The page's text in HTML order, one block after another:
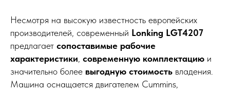
Несмотря на высокую известность европейских
производителей, современный Lonking LGT4207
предлагает сопоставимые рабочие
характеристики, современную комплектацию и
значительно более выгодную стоимость владения.
Машина оснащается двигателем Cummins,